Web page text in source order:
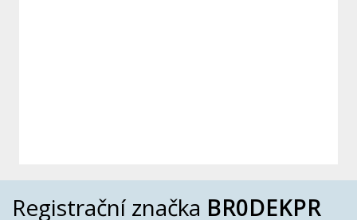
Registrační značka BR0DEKPR